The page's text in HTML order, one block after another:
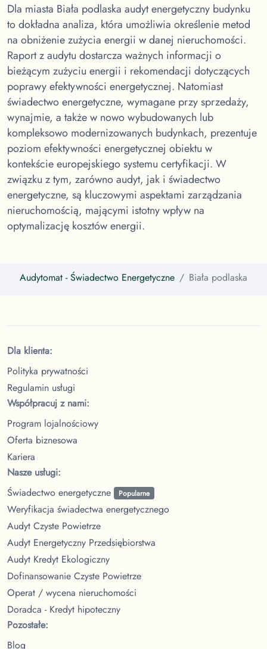
Dla miasta Biała podlaska audyt energetyczny budynku
to dokładna analiza, która umożliwia określenie metod
na obniżenie zużycia energii w danej nieruchomości.
Raport z audytu dostarcza ważnych informacji o
bieżącym zużyciu energii i rekomendacji dotyczących
poprawy efektywności energetycznej. Natomiast
świadectwo energetyczne, wymagane przy sprzedaży,
wynajmie, a także w nowo wybudowanych lub
kompleksowo modernizowanych budynkach, prezentuje
poziom efektywności energetycznej obiektu w
kontekście europejskiego systemu certyfikacji. W
związku z tym, zarówno audyt, jak i świadectwo
energetyczne, są kluczowymi aspektami zarządzania
nieruchomością, mającymi istotny wpływ na
optymalizację kosztów energii.
Audytomat - Świadectwo Energetyczne Biała podlaska
Dla klienta:
Polityka prywatności
Regulamin usługi
Współpracuj z nami:
Program lojalnościowy
Oferta biznesowa
Kariera
Nasze usługi:
Świadectwo energetyczne
Popularne
Weryfikacja świadectwa energetycznego
Audyt Czyste Powietrze
Audyt Energetyczny Przedsiębiorstwa
Audyt Kredyt Ekologiczny
Dofinansowanie Czyste Powietrze
Operat / wycena nieruchomości
Doradca - Kredyt hipoteczny
Pozostałe:
Blog